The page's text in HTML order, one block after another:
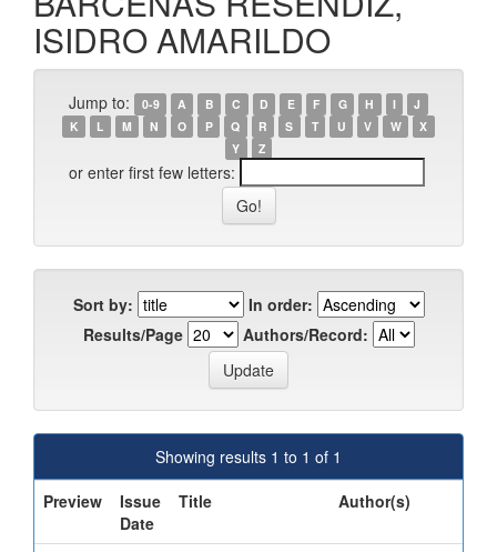
ISIDRO AMARILDO
Jump to: 0-9 A B C D E F G H I
J
K
L M N O P Q R S T U V W
X
Y
Z
or enter first few letters:
Sort by:
In order:
Results/Page
Authors/Record:
Showing results 1 to 1 of 1
Preview
Issue
Date
Title Author(s)